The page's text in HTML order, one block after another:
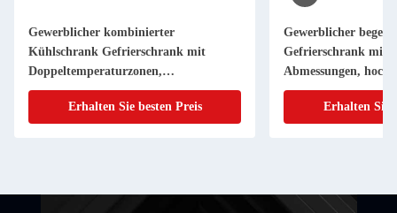
Gewerblicher kombinierter
Kühlschrank Gefrierschrank mit
Doppeltemperaturzonen,
automatischem Auftauen und
hocheffizienten Kompressoren - Samba
Erhalten Sie besten Preis
Gewerblicher
Gefrierschrank mit
Abmessungen,
KompressorErhalten Sie